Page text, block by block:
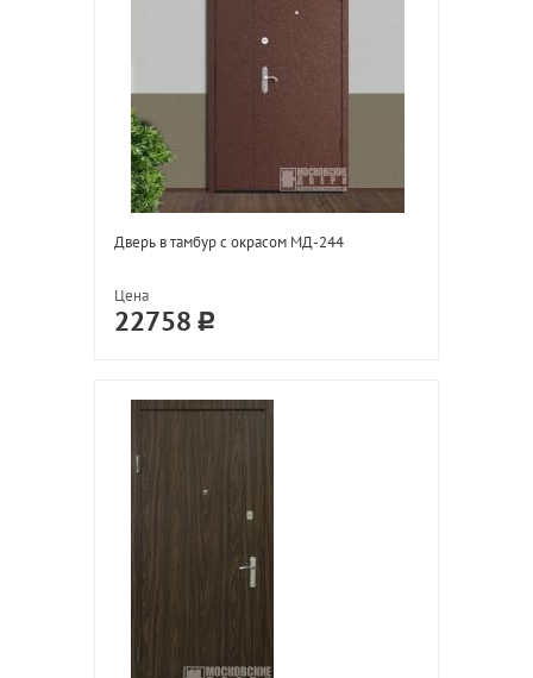
Дверь в тамбур с окрасом МД-244
Цена
22758